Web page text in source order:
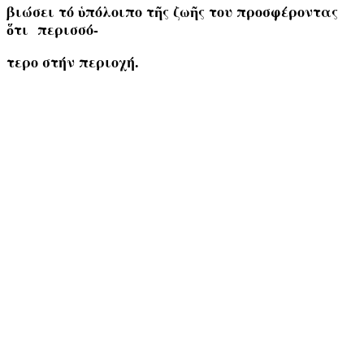
βιώσει τό ὑπόλοιπο τῆς ζωῆς του προσφέροντας
ὅτι περισσό-
τερο στήν περιοχή.